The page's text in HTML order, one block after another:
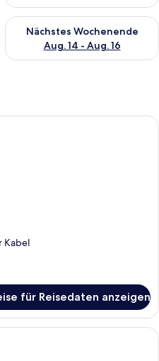
Wochenende, Aug. 7
Nächstes Wochenende
Aug. 14 - Aug. 16
Überprüfe die Verfügbarkeit
Ein Hotelzimmer mit einem großen
Kabel
für Reisedaten anzeigen
Ein Schlafzimmer mit einem großen